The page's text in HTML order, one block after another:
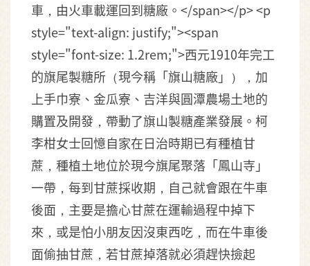
車，由火車載運回到糖廠。</span></p> <p
style="text-align: justify;"><span
style="font-size: 1.2rem;">西元1910年完工
的旗尾製糖所（現今稱「旗山糖廠」），加
上手巾寮、金瓜寮、吉洋與圓潭農場土地的
購置及開發，帶動了旗山製糖產業發展。柯
李柑女士回憶自家在日治時期已有種植甘
蔗，種植土地位於現今旗尾聚落「鳳山寺」
一帶，每到甘蔗採收期，自己就會跟在牛車
後面，主要是擔心甘蔗在運輸過程中掉下
來，或是怕小朋友因沒東西吃，而在牛車後
面偷抽甘蔗，若甘蔗掉落就必須趕快撿起